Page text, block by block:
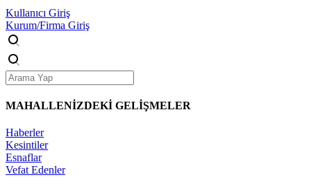
Kullanıcı Giriş
Kurum/Firma Giriş
MAHALLENİZDEKİ GELİŞMELER
Haberler
Kesintiler
Esnaflar
Vefat Edenler